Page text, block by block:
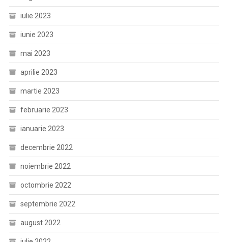
iulie 2023
iunie 2023
mai 2023
aprilie 2023
martie 2023
februarie 2023
ianuarie 2023
decembrie 2022
noiembrie 2022
octombrie 2022
septembrie 2022
august 2022